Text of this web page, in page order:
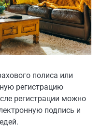
полиса или
регистрацию
регистрации можно
подпись и